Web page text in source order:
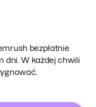
bezpłatnie
dni. W każdej chwili